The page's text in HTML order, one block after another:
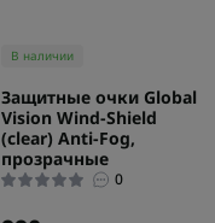
В наличии
Защитные очки Global
Vision Wind-Shield
(clear) Anti-Fog,
прозрачные
0